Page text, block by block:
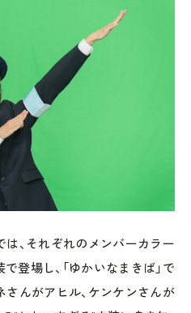
は、それぞれのメンバーカラー
登場し、「ゆかいなまきば」で
さんがアヒル、ケンケンさんが